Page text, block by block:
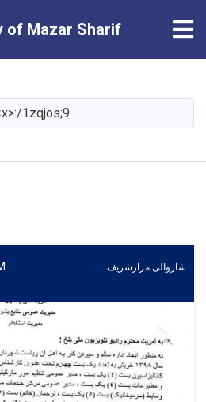
main
content
of Mazar Sharif
1zqjos;9
شاروالی مزارشریف